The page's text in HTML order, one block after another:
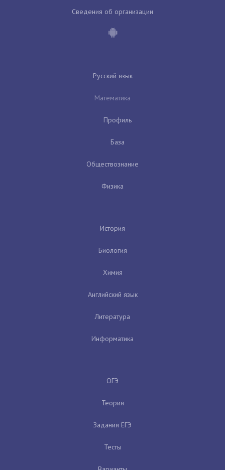
Сведения об организации
Русский язык
Математика
Профиль
База
Обществознание
Физика
История
Биология
Химия
Английский язык
Литература
Информатика
ОГЭ
Теория
Задания ЕГЭ
Тесты